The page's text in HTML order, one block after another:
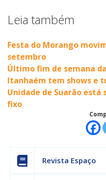
Leia também
Festa do Morango
setembro
Último fim de semana
Itanhaém tem shows e
Unidade de Suarão
fixo
Revista Espaço